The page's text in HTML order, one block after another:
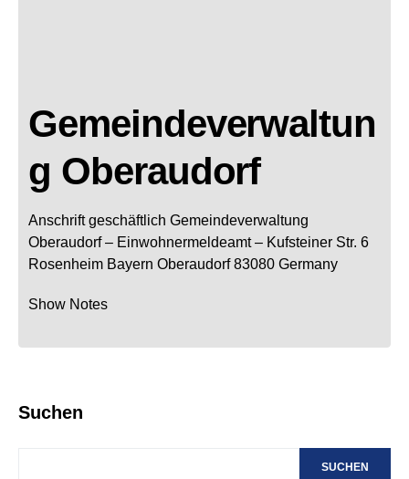
Gemeindeverwaltun
g Oberaudorf
Anschrift geschäftlich Gemeindeverwaltung
Oberaudorf – Einwohnermeldeamt – Kufsteiner Str. 6
Rosenheim Bayern Oberaudorf 83080 Germany
Show Notes
Suchen
SUCHEN